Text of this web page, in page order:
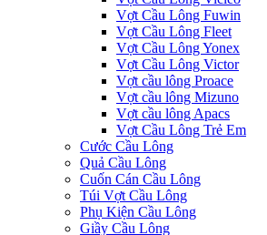
Vợt Cầu Lông Fuwin
Vợt Cầu Lông Fleet
Vợt Cầu Lông Yonex
Vợt Cầu Lông Victor
Vợt cầu lông Proace
Vợt cầu lông Mizuno
Vợt cầu lông Apacs
Vợt Cầu Lông Trẻ Em
Cước Cầu Lông
Quả Cầu Lông
Cuốn Cán Cầu Lông
Túi Vợt Cầu Lông
Phụ Kiện Cầu Lông
Giầy Cầu Lông